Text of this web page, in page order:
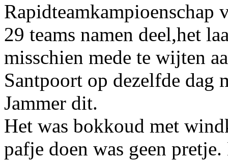
Rapidteamkampioenschap
29 teams namen deel,het
misschien mede te wijten
Santpoort op dezelfde dag
Jammer dit.
Het was bokkoud met
pafje doen was geen